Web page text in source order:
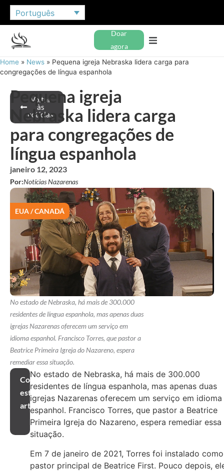
Português
Doar
agora
Home » News » Pequena igreja Nebraska lidera carga para
congregações de língua espanhola
Voltar
às
notícias
Pequena igreja
Nebraska lidera carga
para congregações de
língua espanhola
janeiro 12, 2023
Por:Notícias Nazarenas
EUA / CANADÁ
No estado de Nebraska, há mais de 300.000
residentes de língua espanhola, mas apenas duas
igrejas Nazarenas oferecem um serviço em
idioma espanhol. Francisco Torres, que pastor a
Beatrice Primeira Igreja do Nazareno, espera
remediar essa situação.
Compartilhar
este
artigo
No estado de Nebraska, há mais de 300.000
residentes de língua espanhola, mas apenas duas
igrejas Nazarenas oferecem um serviço em idioma
espanhol. Francisco Torres, que pastor a Beatrice
Primeira Igreja do Nazareno, espera remediar essa
situação.
Em 7 de janeiro de 2021, Torres foi instalado como
pastor principal de Beatrice First. Pouco depois,